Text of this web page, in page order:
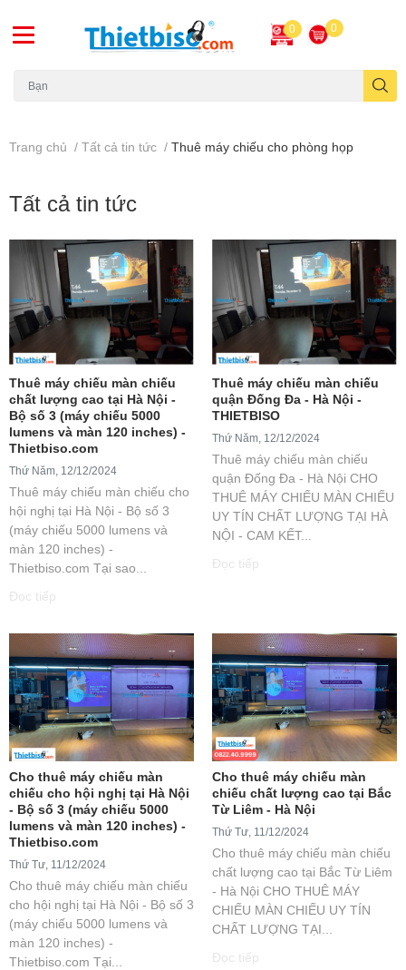
0 0
Trang chủ / Tất cả tin tức / Thuê máy chiếu cho phòng họp
Tất cả tin tức
Thuê máy chiếu màn chiếu
chất lượng cao tại Hà Nội -
Bộ số 3 (máy chiếu 5000
lumens và màn 120 inches) -
Thietbiso.com
Thứ Năm, 12/12/2024
Thuê máy chiếu màn chiếu cho
hội nghị tại Hà Nội - Bộ số 3
(máy chiếu 5000 lumens và
màn 120 inches) -
Thietbiso.com Tại sao...
Đọc tiếp
Thuê máy chiếu màn chiếu
quận Đống Đa - Hà Nội -
THIETBISO
Thứ Năm, 12/12/2024
Thuê máy chiếu màn chiếu
quận Đống Đa - Hà Nội CHO
THUÊ MÁY CHIẾU MÀN CHIẾU
UY TÍN CHẤT LƯỢNG TẠI HÀ
NỘI - CAM KẾT...
Đọc tiếp
Cho thuê máy chiếu màn
chiếu cho hội nghị tại Hà Nội
- Bộ số 3 (máy chiếu 5000
lumens và màn 120 inches) -
Thietbiso.com
Thứ Tư, 11/12/2024
Cho thuê máy chiếu màn chiếu
cho hội nghị tại Hà Nội - Bộ số 3
(máy chiếu 5000 lumens và
màn 120 inches) -
Thietbiso.com Tại...
Cho thuê máy chiếu màn
chiếu chất lượng cao tại Bắc
Từ Liêm - Hà Nội
Thứ Tư, 11/12/2024
Cho thuê máy chiếu màn chiếu
chất lượng cao tại Bắc Từ Liêm
- Hà Nội CHO THUÊ MÁY
CHIẾU MÀN CHIẾU UY TÍN
CHẤT LƯỢNG TẠI...
Đọc tiếp